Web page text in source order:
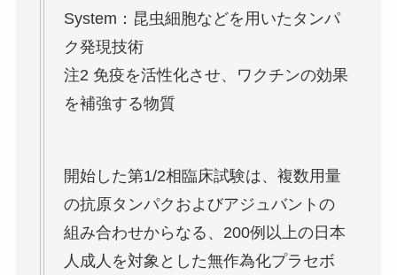
System：昆虫細胞などを用いたタンパ
ク発現技術
注2 免疫を活性化させ、ワクチンの効果
を補強する物質
開始した第1/2相臨床試験は、複数用量
の抗原タンパクおよびアジュバントの
組み合わせからなる、200例以上の日本
人成人を対象とした無作為化プラセボ